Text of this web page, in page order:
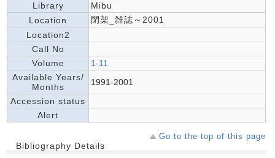
Library
Mibu
Location
閉架_雑誌～2001
Location2
Call No
Volume
1-11
Available Years/
Months
1991-2001
Accession status
Alert
Go to the top of this page
Bibliography Details